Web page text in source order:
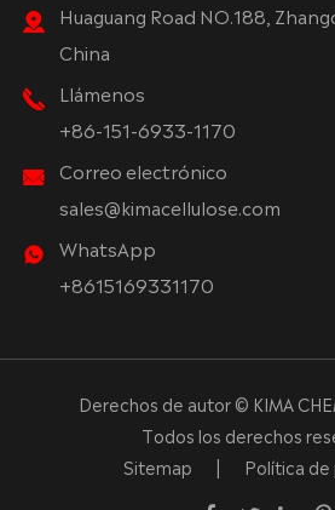
Huaguang Road NO.188,
China
Llámenos
+86-151-6933-1170
Correo electrónico
sales@kimacellulose.com
WhatsApp
+8615169331170
Derechos de autor © KIMA
Todos los derechos
Sitemap
| Política